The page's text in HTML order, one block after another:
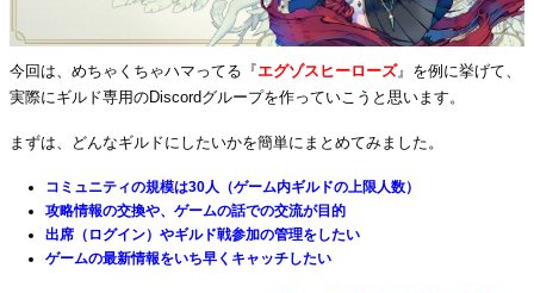
今回は、めちゃくちゃハマってる『エグゾスヒーローズ』を例に挙げて、
実際にギルド専用のDiscordグループを作っていこうと思います。
まずは、どんなギルドにしたいかを簡単にまとめてみました。
コミュニティの規模は30人（ゲーム内ギルドの上限人数）
攻略情報の交換や、ゲームの話での交流が目的
出席（ログイン）やギルド戦参加の管理をしたい
ゲームの最新情報をいち早くキャッチしたい